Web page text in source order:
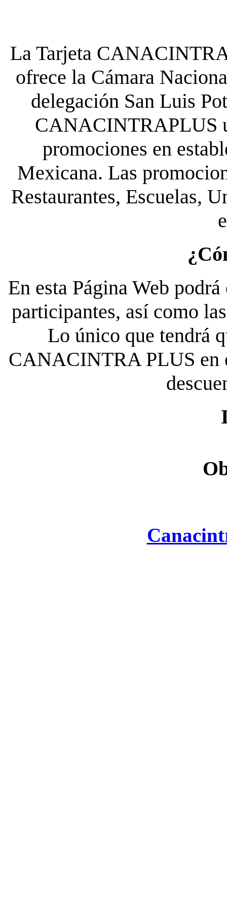
La Tarjeta
ofrece la Cámara
delegación San Luis
CANACINTRAPLUS
promociones en
Mexicana. Las
Restaurantes, Escuelas,
En esta Página Web
participantes, así como
Lo único que tendrá
CANACINTRA PLUS en